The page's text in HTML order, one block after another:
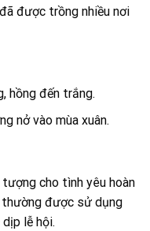
được trồng nhiều nơi
hồng đến trắng.
nở vào mùa xuân.
cho tình yêu hoàn
thường được sử dụng
lễ hội.